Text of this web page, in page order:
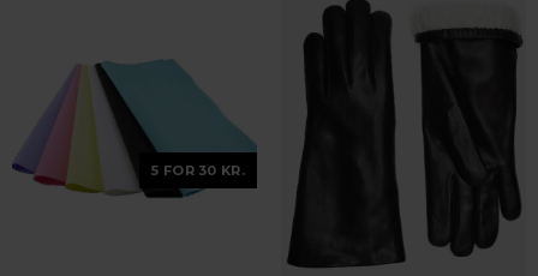
5 FOR 30 KR.